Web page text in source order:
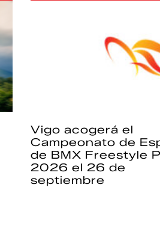
Vigo acogerá el
Campeonato de
de BMX Freestyle
2026 el 26 de
septiembre